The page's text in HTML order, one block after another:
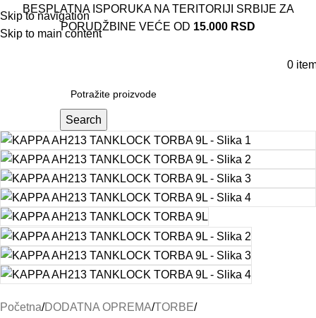
Skip to navigation
Skip to main content
BESPLATNA ISPORUKA NA TERITORIJI SRBIJE ZA
PORUDŽBINE VEĆE OD 15.000 RSD
0
Search
Početna DODATNA OPREMA TORBE